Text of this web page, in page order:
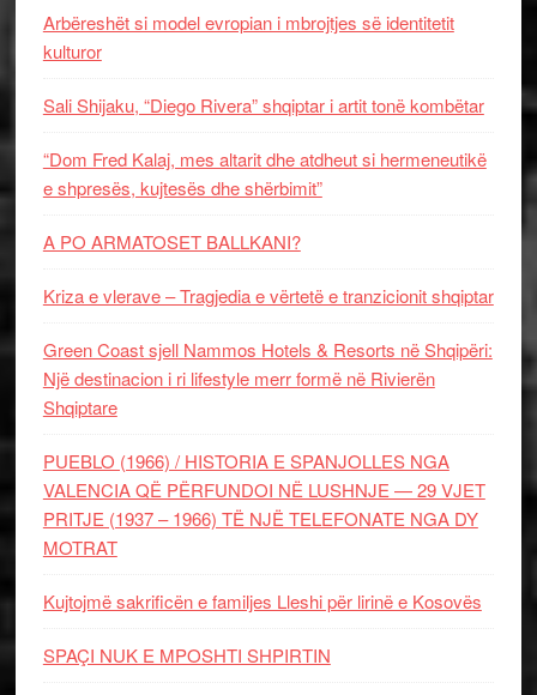
Arbëreshët si model evropian i mbrojtjes së identitetit
kulturor
Sali Shijaku, “Diego Rivera” shqiptar i artit tonë kombëtar
“Dom Fred Kalaj, mes altarit dhe atdheut si hermeneutikë
e shpresës, kujtesës dhe shërbimit”
A PO ARMATOSET BALLKANI?
Kriza e vlerave – Tragjedia e vërtetë e tranzicionit shqiptar
Green Coast sjell Nammos Hotels & Resorts në Shqipëri:
Një destinacion i ri lifestyle merr formë në Rivierën
Shqiptare
PUEBLO (1966) / HISTORIA E SPANJOLLES NGA
VALENCIA QË PËRFUNDOI NË LUSHNJE — 29 VJET
PRITJE (1937 – 1966) TË NJË TELEFONATE NGA DY
MOTRAT
Kujtojmë sakrificën e familjes Lleshi për lirinë e Kosovës
SPAÇI NUK E MPOSHTI SHPIRTIN